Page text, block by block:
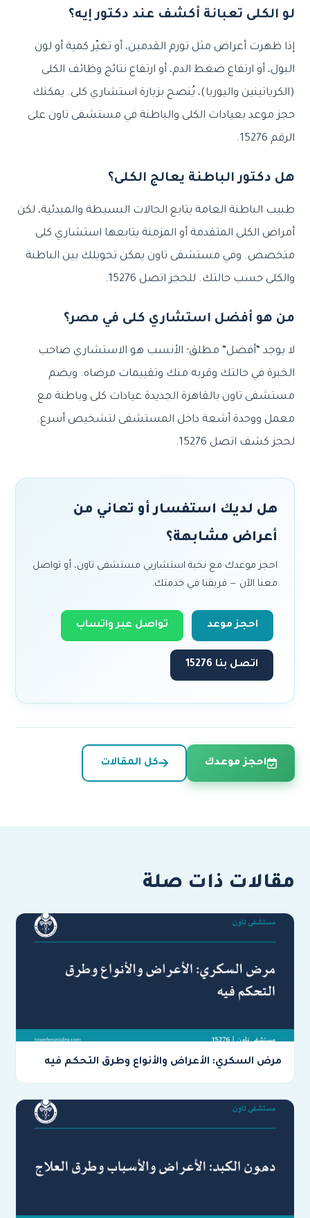
لو الكلى تعبانة أكشف عند دكتور إيه؟
إذا ظهرت أعراض مثل تورم القدمين، أو تغيّر كمية أو لون
البول، أو ارتفاع ضغط الدم، أو ارتفاع نتائج وظائف الكلى
(الكرياتينين واليوريا)، يُنصح بزيارة استشاري كلى. يمكنك
حجز موعد بعيادات الكلى والباطنة في مستشفى تاون على
الرقم 15276.
هل دكتور الباطنة يعالج الكلى؟
طبيب الباطنة العامة يتابع الحالات البسيطة والمبدئية، لكن
أمراض الكلى المتقدمة أو المزمنة يتابعها استشاري كلى
متخصص. وفي مستشفى تاون يمكن تحويلك بين الباطنة
والكلى حسب حالتك. للحجز اتصل 15276.
من هو أفضل استشاري كلى في مصر؟
لا يوجد “أفضل” مطلق؛ الأنسب هو الاستشاري صاحب
الخبرة في حالتك وقربه منك وتقييمات مرضاه. ويضم
مستشفى تاون بالقاهرة الجديدة عيادات كلى وباطنة مع
معمل ووحدة أشعة داخل المستشفى لتشخيص أسرع.
لحجز كشف اتصل 15276.
هل لديك استفسار أو تعاني من
أعراض مشابهة؟
احجز موعدك مع نخبة استشاريي مستشفى تاون، أو تواصل
معنا الآن — فريقنا في خدمتك.
احجز موعد تواصل عبر واتساب
اتصل بنا 15276
احجز موعدك كل المقالات
مقالات ذات صلة
مرض السكري: الأعراض والأنواع وطرق التحكم فيه